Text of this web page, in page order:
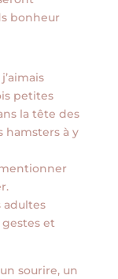
bonheur
petites
la tête des
hamsters à y
adultes
et
sourire, un